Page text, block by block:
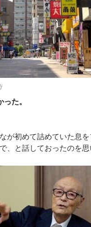
た。
初めて詰めていた息
と話しておったのを思